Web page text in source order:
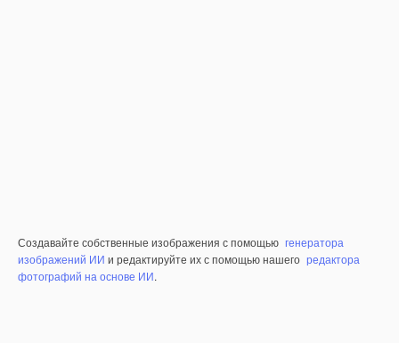
Создавайте собственные изображения с помощью генератора
изображений ИИ и редактируйте их с помощью нашего редактора
фотографий на основе ИИ.